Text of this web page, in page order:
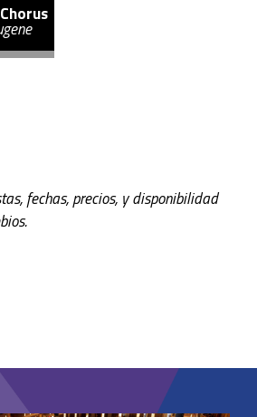
fechas, precios, y disponibilidad